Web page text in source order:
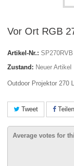
Vor Ort RGB
Artikel-Nr.: SP270RVB
Zustand: Neuer Artikel
Outdoor Projektor 270
Tweet Teilen
Average votes for